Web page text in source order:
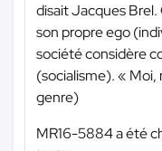
disait Jacques
son propre ego
société considère
(socialisme). «
genre)
MR16-5884 a été